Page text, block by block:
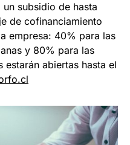
un subsidio de hasta
de cofinanciamiento
empresa: 40% para las
y 80% para las
estarán abiertas hasta el